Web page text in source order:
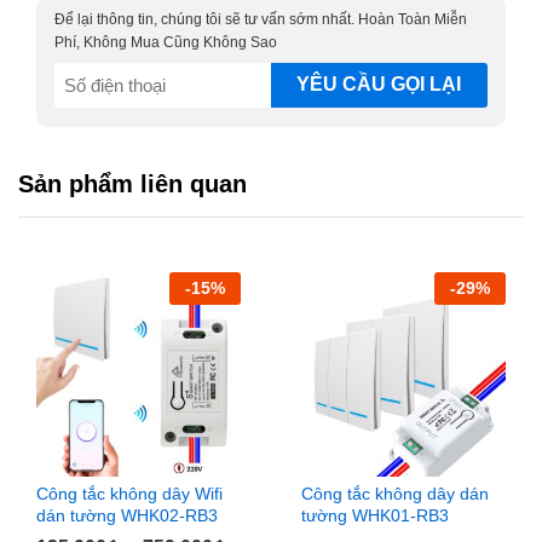
Để lại thông tin, chúng tôi sẽ tư vấn sớm nhất. Hoàn Toàn Miễn
Phí, Không Mua Cũng Không Sao
SĐT
Sản phẩm liên quan
-15%
Công tắc không dây Wifi
dán tường WHK02-RB3
-29%
Công tắc không dây dán
tường WHK01-RB3